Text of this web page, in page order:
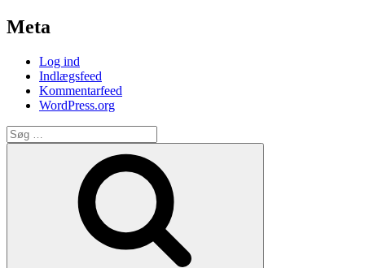
Meta
Log ind
Indlægsfeed
Kommentarfeed
WordPress.org
Søg
efter: